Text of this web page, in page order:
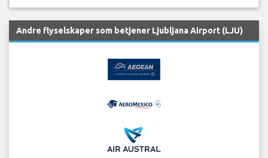
Andre flyselskaper som betjener Ljubljana Airport (LJU)